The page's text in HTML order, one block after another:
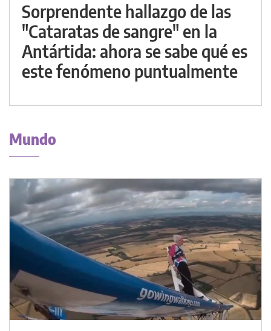
Sorprendente hallazgo de las
"Cataratas de sangre" en la
Antártida: ahora se sabe qué es
este fenómeno puntualmente
Mundo